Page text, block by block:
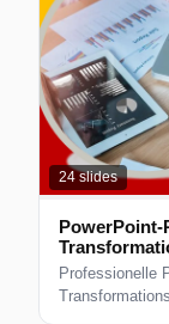
24 slides
Professionelle